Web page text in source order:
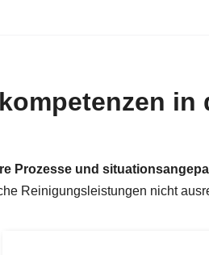
Prozesse und
Reinigungsleistungen nicht